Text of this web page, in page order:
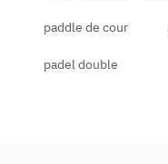
paddle de cour
padel double